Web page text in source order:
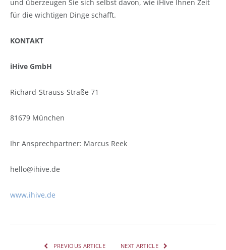
und überzeugen Sie sich selbst davon, wie iHive Ihnen Zeit
für die wichtigen Dinge schafft.
KONTAKT
iHive GmbH
Richard-Strauss-Straße 71
81679 München
Ihr Ansprechpartner: Marcus Reek
hello@ihive.de
www.ihive.de
PREVIOUS ARTICLE NEXT ARTICLE